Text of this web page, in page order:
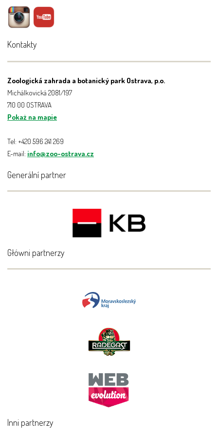
Kontakty
Zoologická zahrada a botanický park Ostrava, p.o.
Michálkovická 2081/197
710 00 OSTRAVA
Pokaż na mapie
Tel: +420 596 241 269
E-mail: info@zoo-ostrava.cz
Generální partner
Główni partnerzy
Inni partnerzy